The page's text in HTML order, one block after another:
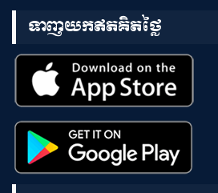
ទាញយកឥតគិតថ្លៃ